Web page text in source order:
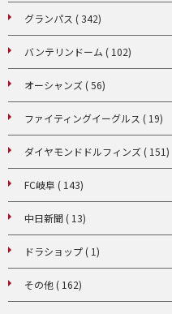
グランパス ( 342)
バンテリンドーム ( 102)
オーシャンズ ( 56)
ファイティングイーグルス ( 19)
ダイヤモンドドルフィンズ ( 151)
FC岐阜 ( 143)
中日新聞 ( 13)
ドラショップ ( 1)
その他 ( 162)